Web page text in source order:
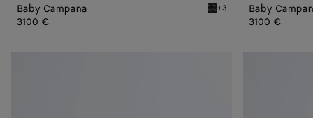
Baby Campana Espresso Baby Campana
+3
3100 €
Baby
3100 €